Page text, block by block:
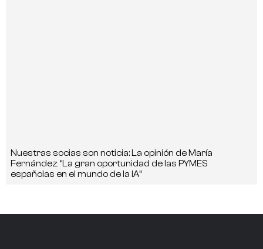
Nuestras socias son noticia: La opinión de María
Fernández “La gran oportunidad de las PYMES
españolas en el mundo de la IA”